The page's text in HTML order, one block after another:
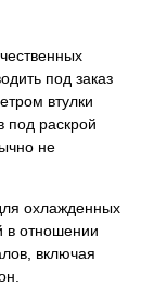
под заказ
втулки
раскрой
не
охлажденных
в отношении
включая